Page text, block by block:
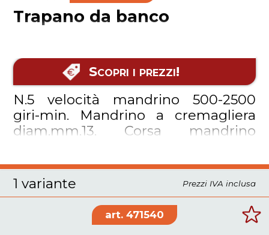
Trapano da banco
Scopri i prezzi!
N.5 velocità mandrino 500-2500
giri-min. Mandrino a cremagliera
diam.mm.13. Corsa mandrino
mm.165x165
1 variante
Prezzi IVA inclusa
471540